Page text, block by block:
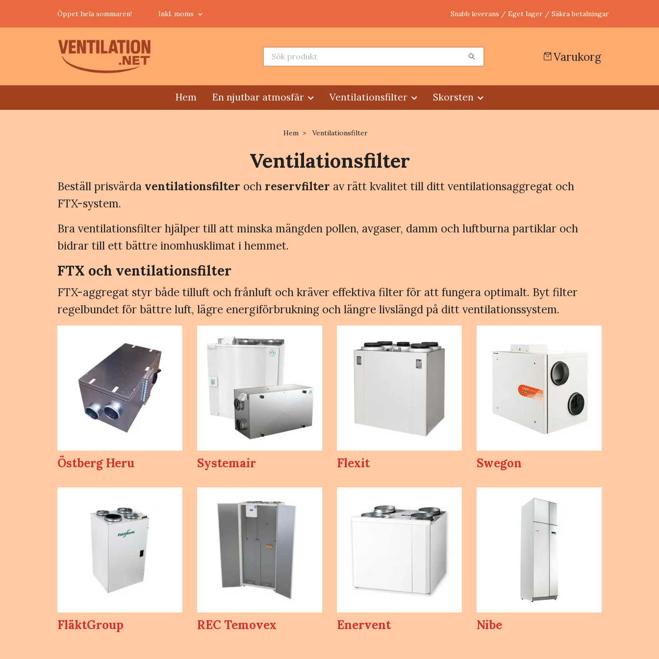
Öppet hela sommaren! Inkl. moms Snabb leverans / Eget lager / Säkra betalningar
Varukorg
Hem En njutbar atmosfär Ventilationsfilter Skorsten
Hem Ventilationsfilter
Ventilationsfilter
Beställ prisvärda ventilationsfilter och reservfilter av rätt kvalitet till ditt ventilationsaggregat och
FTX-system.
Bra ventilationsfilter hjälper till att minska mängden pollen, avgaser, damm och luftburna partiklar och
bidrar till ett bättre inomhusklimat i hemmet.
FTX och ventilationsfilter
FTX-aggregat styr både tilluft och frånluft och kräver effektiva filter för att fungera optimalt. Byt filter
regelbundet för bättre luft, lägre energiförbrukning och längre livslängd på ditt ventilationssystem.
Östberg Heru Systemair Flexit Swegon
FläktGroup REC Temovex Enervent Nibe